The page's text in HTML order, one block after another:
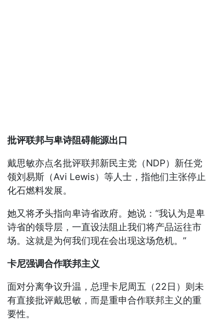
批评联邦与卑诗阻碍能源出口
戴思敏亦点名批评联邦新民主党（NDP）新任党
领刘易斯（Avi Lewis）等人士，指他们主张停止
化石燃料发展。
她又将矛头指向卑诗省政府。她说：“我认为是卑
诗省的领导层，一直设法阻止我们将产品运往市
场。这就是为何我们现在会出现这场危机。”
卡尼强调合作联邦主义
面对分离争议升温，总理卡尼周五（22日）则未
有直接批评戴思敏，而是重申合作联邦主义的重
要性。